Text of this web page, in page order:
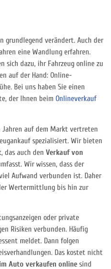
grundlegend verändert. Auch der
eine Wandlung erfahren.
sich dazu, ihr Fahrzeug online zu
auf der Hand: Online-
Bei uns haben Sie einen
der Ihnen beim Onlineverkauf
auf dem Markt vertreten
spezialisiert. Wir bieten
, das auch den Verkauf von
Wir wissen, dass der
Aufwand verbunden ist. Daher
Wertermittlung bis hin zur
oder private
Risiken verbunden. Häufig
meldet. Dann folgen
Das kostet nicht
Auto verkaufen online sind